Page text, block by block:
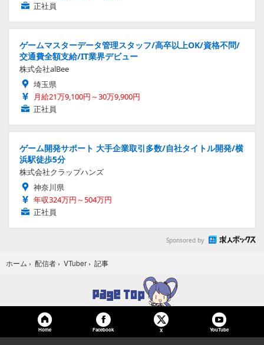
正社員
ゲームマスターデータ管理スタッフ/高卒以上OK/資格不問/
交通費全額支給/IT業界デビュー
株式会社alBee
埼玉県
月給21万9,100円～30万9,900円
正社員
ゲーム開発サポート 大手企業取引多数/自社タイトル開発/横
浜駅徒歩5分
株式会社クラップハンズ
神奈川県
年収324万円～504万円
正社員
Sponsored by
ホーム › 配信者 › VTuber › 記事
Home Facebook X YouTube